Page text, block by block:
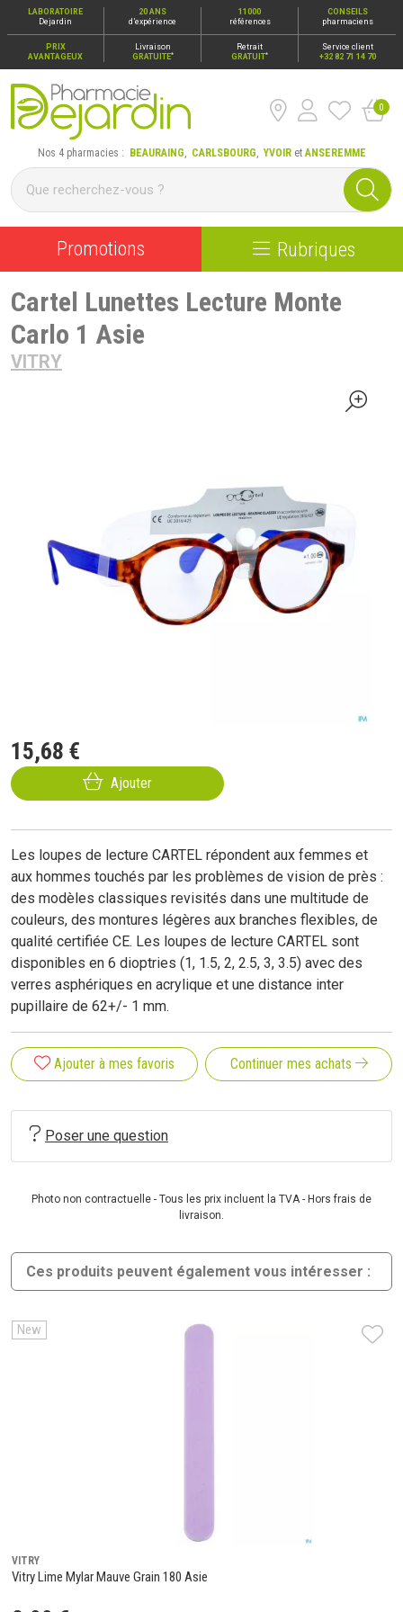
LABORATOIRE
Dejardin
20 ANS
d’expérience
11000
références
CONSEILS
pharmaciens
PRIX
AVANTAGEUX
Livraison
GRATUITE*
Retrait
GRATUIT*
Service client
+32 82 71 14 70
Pharmacie Dejardin Nos 4 pharmacies : Beauraing,
0
Nos 4 pharmacies : BEAURAING, CARLSBOURG,YVOIRetANSEREMME
Promotions Rubriques
Cartel Lunettes Lecture Monte
Carlo 1 Asie
VITRY
15,68 €
Ajouter
Les loupes de lecture CARTEL répondent aux femmes et
aux hommes touchés par les problèmes de vision de près :
des modèles classiques revisités dans une multitude de
couleurs, des montures légères aux branches flexibles, de
qualité certifiée CE. Les loupes de lecture CARTEL sont
disponibles en 6 dioptries (1, 1.5, 2, 2.5, 3, 3.5) avec des
verres asphériques en acrylique et une distance inter
pupillaire de 62+/- 1 mm.
Ajouter à mes favoris Continuer mes achats
Poser une question
Photo non contractuelle - Tous les prix incluent la TVA - Hors frais de
livraison.
Ces produits peuvent également vous intéresser :
New
VITRY
Vitry Lime Mylar Mauve Grain 180 Asie